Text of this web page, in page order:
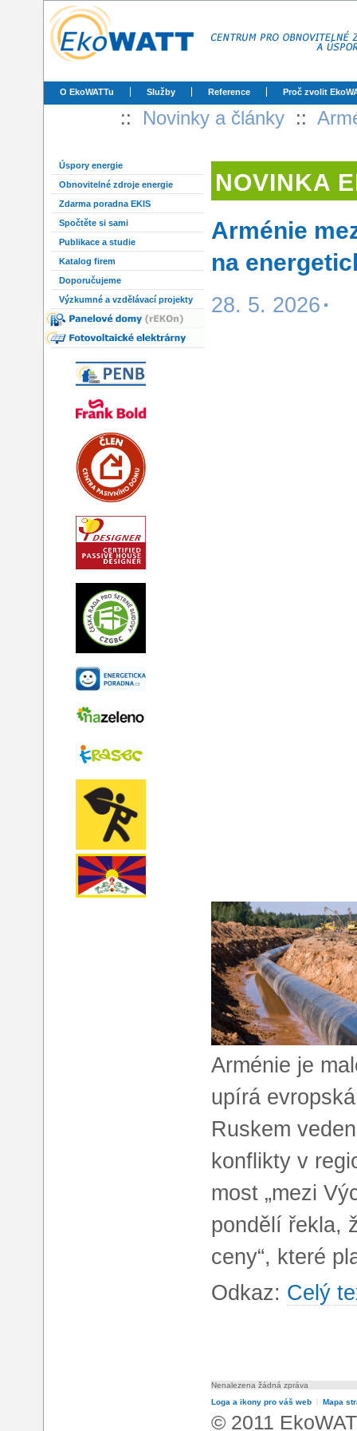
O EkoWATTu Služby Reference Proč zvolit
:: Novinky a články ::
Úspory energie
Obnovitelné zdroje energie
Zdarma poradna EKIS
Spočtěte si sami
Publikace a studie
Katalog firem
Doporučujeme
Výzkumné a vzdělávací projekty
NOVINKA
Arménie
na
28. 5. 2026
Arménie je
upírá
Ruskem
konflikty v
most „mezi
pondělí řekla,
ceny“, které
Odkaz: Celý
Nenalezena žádná zpráva
Loga a ikony pro váš web l Mapa
© 2011